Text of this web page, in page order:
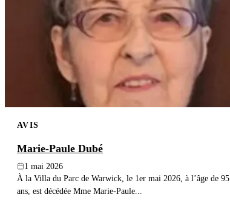
AVIS
Marie-Paule Dubé
1 mai 2026
À la Villa du Parc de Warwick, le 1er mai 2026, à l’âge de 95
ans, est décédée Mme Marie-Paule...